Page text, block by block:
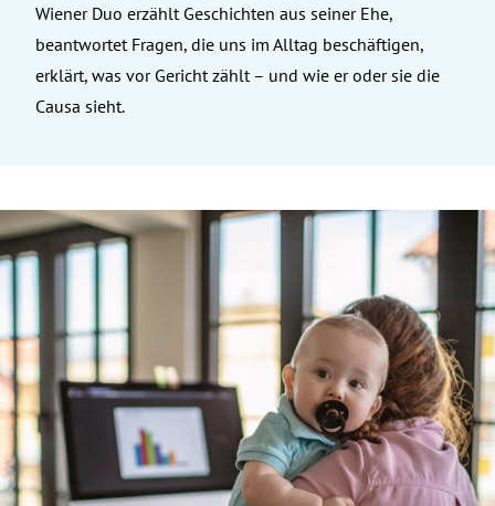
Wiener Duo erzählt Geschichten aus seiner Ehe,
beantwortet Fragen, die uns im Alltag beschäftigen,
erklärt, was vor Gericht zählt – und wie er oder sie die
Causa sieht.